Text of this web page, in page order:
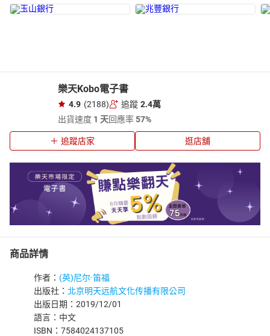
樂天Kobo電子書
4.9 (2188) 追蹤 2.4萬
出貨速度 1 天回應率57%
追蹤店家 逛店舖
商品詳情
作者： (英)尼尔·笛福
出版社： 北京明天远航文化传播有限公司
出版日期：2019/12/01
語言：中文
ISBN：7584024137105